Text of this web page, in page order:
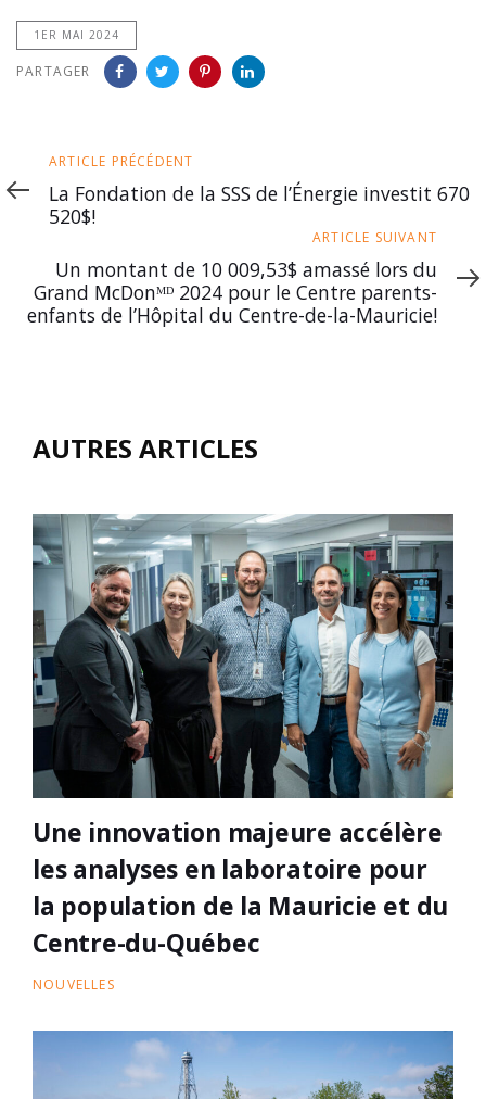
1ER MAI 2024
PARTAGER
Article
précédent
ARTICLE PRÉCÉDENT
La Fondation de la SSS de l’Énergie investit 670
520$!
suivant
ARTICLE SUIVANT
Un montant de 10 009,53$ amassé lors du
Grand McDonᴹᴰ 2024 pour le Centre parents-
enfants de l’Hôpital du Centre-de-la-Mauricie!
AUTRES ARTICLES
Une innovation majeure accélère
les analyses en laboratoire pour
la population de la Mauricie et du
Centre-du-Québec
NOUVELLES